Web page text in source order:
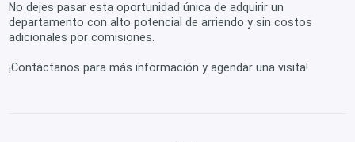
No dejes pasar esta oportunidad única de adquirir un
departamento con alto potencial de arriendo y sin costos
adicionales por comisiones.
¡Contáctanos para más información y agendar una visita!